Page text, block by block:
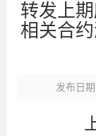
转发上
相关合
发布日